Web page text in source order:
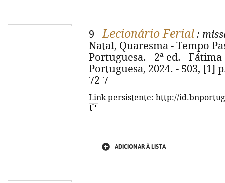
9 -Lecionário Ferial :
Natal, Quaresma - Tempo
Portuguesa. - 2ª ed. -
Portuguesa, 2024. - 503, [1]
72-7
Link persistente: http://
ADICIONAR À LISTA